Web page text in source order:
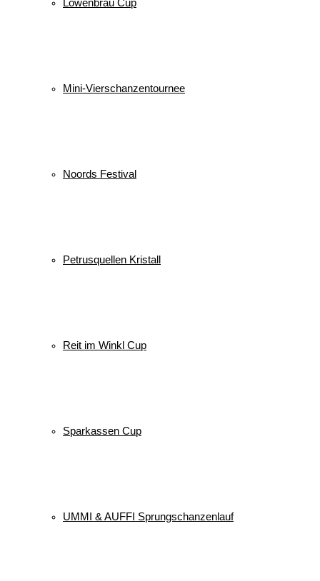
Löwenbräu Cup
Mini-Vierschanzentournee
Noords Festival
Petrusquellen Kristall
Reit im Winkl Cup
Sparkassen Cup
UMMI & AUFFI Sprungschanzenlauf